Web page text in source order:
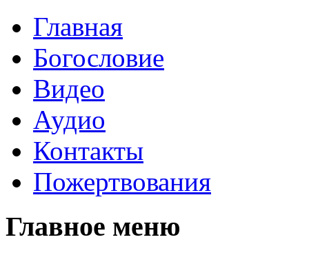
Главная
Богословие
Видео
Аудио
Контакты
Пожертвования
Главное меню